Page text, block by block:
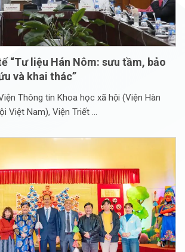
“Tư liệu Hán Nôm: sưu tầm, bảo
và khai thác”
Thông tin Khoa học xã hội (Viện Hàn
Việt Nam), Viện Triết